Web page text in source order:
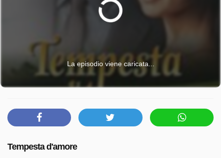
La episodio viene caricata...
Tempesta d'amore